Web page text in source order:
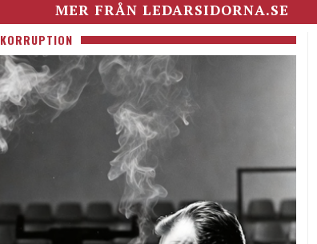
MER FRÅN LEDARSIDORNA.SE
KORRUPTION